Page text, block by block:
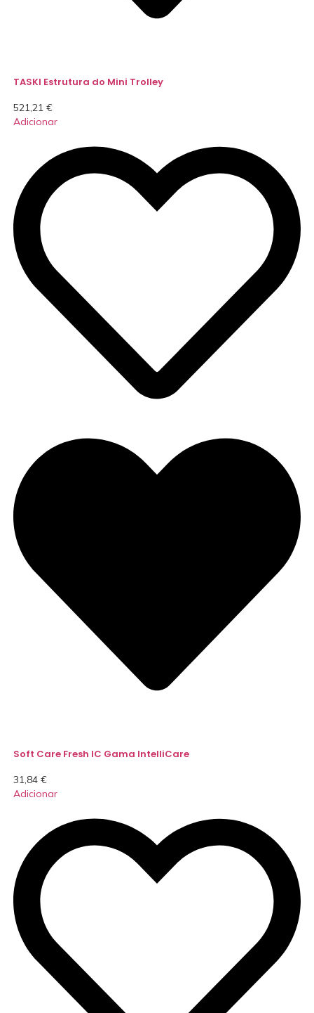
TASKI Estrutura do Mini Trolley
521,21 €
Adicionar
Soft Care Fresh IC Gama IntelliCare
31,84 €
Adicionar